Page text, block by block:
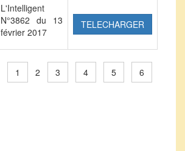
L'Intelligent
N°3862 du 13
février 2017
TELECHARGER
1 2 3 4 5
6